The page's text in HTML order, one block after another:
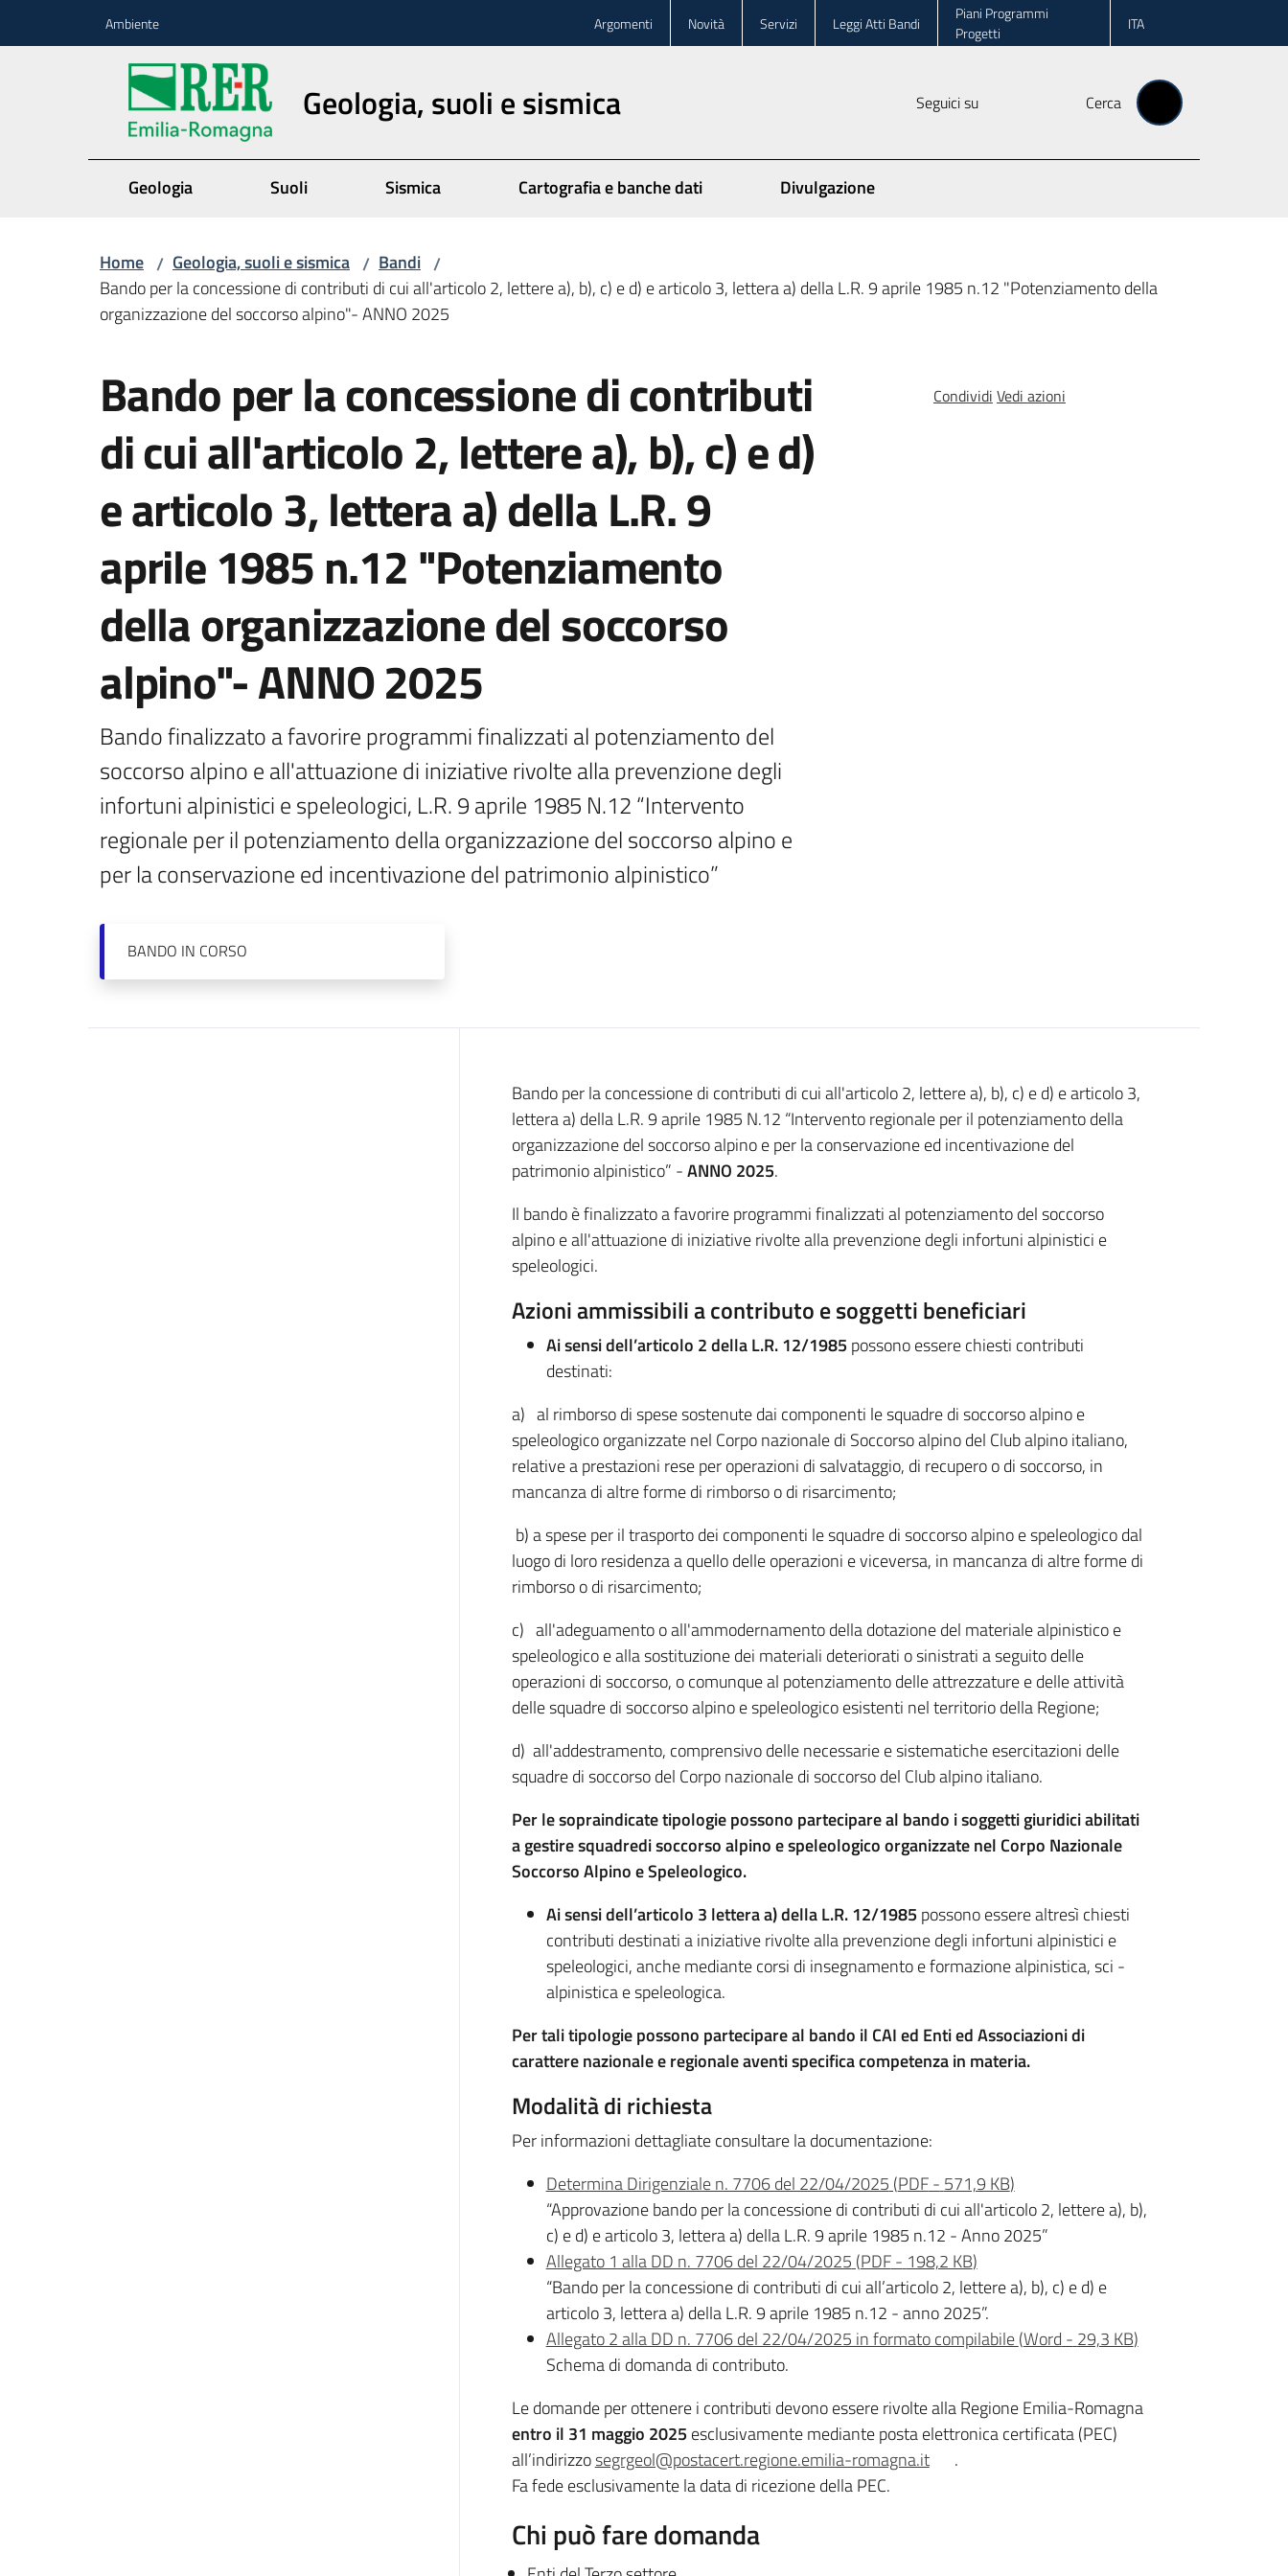
Ambiente Argomenti Novità Servizi Leggi Atti Bandi
Piani Programmi
Progetti
ITA
Geologia, suoli e sismica Seguici su Cerca
Geologia Suoli Sismica Cartografia e banche dati Divulgazione
Home / Geologia, suoli e sismica / Bandi /
Bando per la concessione di contributi di cui all'articolo 2, lettere a), b), c) e d) e articolo 3, lettera a) della L.R. 9 aprile 1985 n.12 "Potenziamento della
organizzazione del soccorso alpino"- ANNO 2025
Bando per la concessione di contributi
di cui all'articolo 2, lettere a), b), c) e d)
e articolo 3, lettera a) della L.R. 9
aprile 1985 n.12 "Potenziamento
della organizzazione del soccorso
alpino"- ANNO 2025
Bando finalizzato a favorire programmi finalizzati al potenziamento del
soccorso alpino e all'attuazione di iniziative rivolte alla prevenzione degli
infortuni alpinistici e speleologici, L.R. 9 aprile 1985 N.12 “Intervento
regionale per il potenziamento della organizzazione del soccorso alpino e
per la conservazione ed incentivazione del patrimonio alpinistico”
BANDO IN CORSO
Condividi Vedi azioni
Descrizione
Bando per la concessione di contributi di cui all'articolo 2, lettere a), b), c) e d) e articolo 3,
lettera a) della L.R. 9 aprile 1985 N.12 “Intervento regionale per il potenziamento della
organizzazione del soccorso alpino e per la conservazione ed incentivazione del
patrimonio alpinistico” -ANNO 2025.
Il bando è finalizzato a favorire programmi finalizzati al potenziamento del soccorso
alpino e all'attuazione di iniziative rivolte alla prevenzione degli infortuni alpinistici e
speleologici.
Azioni ammissibili a contributo e soggetti beneficiari
Ai sensi dell’articolo 2 della L.R. 12/1985 possono essere chiesti contributi
destinati:
a) al rimborso di spese sostenute dai componenti le squadre di soccorso alpino e
speleologico organizzate nel Corpo nazionale di Soccorso alpino del Club alpino italiano,
relative a prestazioni rese per operazioni di salvataggio, di recupero o di soccorso, in
mancanza di altre forme di rimborso o di risarcimento;
b) a spese per il trasporto dei componenti le squadre di soccorso alpino e speleologico dal
luogo di loro residenza a quello delle operazioni e viceversa, in mancanza di altre forme di
rimborso o di risarcimento;
c) all'adeguamento o all'ammodernamento della dotazione del materiale alpinistico e
speleologico e alla sostituzione dei materiali deteriorati o sinistrati a seguito delle
operazioni di soccorso, o comunque al potenziamento delle attrezzature e delle attività
delle squadre di soccorso alpino e speleologico esistenti nel territorio della Regione;
d) all'addestramento, comprensivo delle necessarie e sistematiche esercitazioni delle
squadre di soccorso del Corpo nazionale di soccorso del Club alpino italiano.
Per le sopraindicate tipologie possono partecipare al bando i soggetti giuridici abilitati
a gestire squadredi soccorso alpino e speleologico organizzate nel Corpo Nazionale
Soccorso Alpino e Speleologico.
Ai sensi dell’articolo 3 lettera a) della L.R. 12/1985 possono essere altresì chiesti
contributi destinati a iniziative rivolte alla prevenzione degli infortuni alpinistici e
speleologici, anche mediante corsi di insegnamento e formazione alpinistica, sci -
alpinistica e speleologica.
Per tali tipologie possono partecipare al bando il CAI ed Enti ed Associazioni di
carattere nazionale e regionale aventi specifica competenza in materia.
Modalità di richiesta
Per informazioni dettagliate consultare la documentazione:
Determina Dirigenziale n. 7706 del 22/04/2025 (PDF- 571,9 KB)
“Approvazione bando per la concessione di contributi di cui all'articolo 2, lettere a), b),
c) e d) e articolo 3, lettera a) della L.R. 9 aprile 1985 n.12 - Anno 2025”
Allegato 1 alla DD n. 7706 del 22/04/2025 (PDF- 198,2 KB)
“Bando per la concessione di contributi di cui all’articolo 2, lettere a), b), c) e d) e
articolo 3, lettera a) della L.R. 9 aprile 1985 n.12 - anno 2025”.
Allegato 2 alla DD n. 7706 del 22/04/2025 in formato compilabile(Word - 29,3 KB)
Schema di domanda di contributo.
Le domande per ottenere i contributi devono essere rivolte alla Regione Emilia-Romagna
entro il 31 maggio 2025 esclusivamente mediante posta elettronica certificata (PEC)
all’indirizzosegrgeol@postacert.regione.emilia-romagna.it
.
Fa fede esclusivamente la data di ricezione della PEC.
Chi può fare domanda